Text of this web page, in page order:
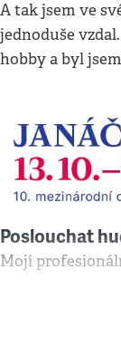
A tak jsem ve
jednoduše
hobby a byl
Poslouchat
Mojí